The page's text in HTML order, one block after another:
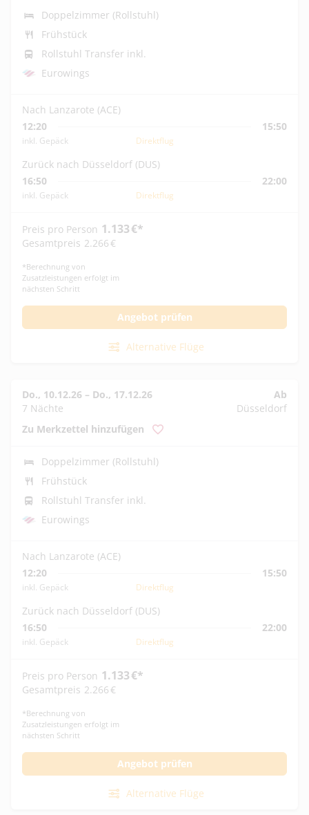
Doppelzimmer (Rollstuhl)
Frühstück
Rollstuhl Transfer inkl.
Eurowings
Nach Lanzarote (ACE)
12:20
15:50
inkl. Gepäck Direktflug
Zurück nach Düsseldorf (DUS)
16:50
22:00
inkl. Gepäck Direktflug
Preis pro Person 1.133€*
Gesamtpreis 2.266€
*Berechnung von
Zusatzleistungen erfolgt im
nächsten Schritt
Angebot prüfen
Alternative Flüge
Do., 10.12.26 – Do., 17.12.26
7 Nächte
Ab
Düsseldorf
Zu Merkzettel hinzufügen
Doppelzimmer (Rollstuhl)
Frühstück
Rollstuhl Transfer inkl.
Eurowings
Nach Lanzarote (ACE)
12:20
15:50
inkl. Gepäck Direktflug
Zurück nach Düsseldorf (DUS)
16:50
22:00
inkl. Gepäck Direktflug
Preis pro Person 1.133€*
Gesamtpreis 2.266€
*Berechnung von
Zusatzleistungen erfolgt im
nächsten Schritt
Angebot prüfen
Alternative Flüge